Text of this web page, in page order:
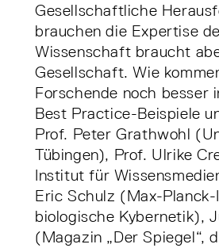
Gesellschaftliche
brauchen die Expertise
Wissenschaft braucht
Gesellschaft. Wie
Forschende noch besser
Best Practice-Beispiele
Prof. Peter Grathwohl
Tübingen), Prof. Ulrike
Institut für
Eric Schulz (Max-
biologische Kybernetik),
(Magazin „Der Spiegel“,